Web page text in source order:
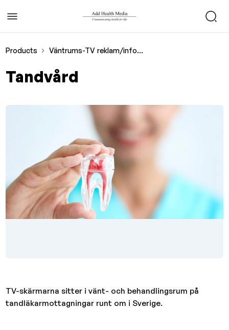
Products Väntrums-TV reklam/infomercial
Tandvård
TV-skärmarna sitter i vänt- och behandlingsrum på
tandläkarmottagningar runt om i Sverige.